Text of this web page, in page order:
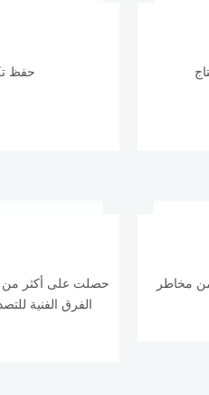
حفظ
الفرق الفنية
مخاطر